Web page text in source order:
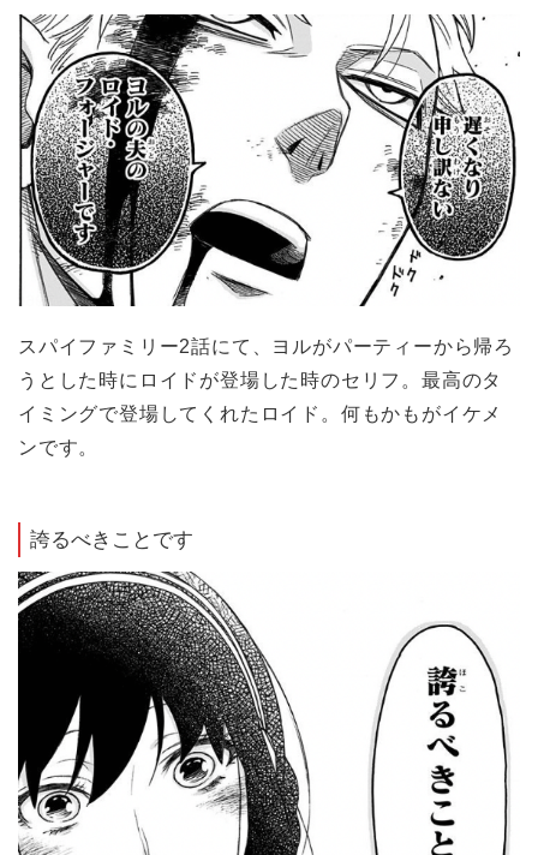
スパイファミリー2話にて、ヨルがパーティーから帰ろ
うとした時にロイドが登場した時のセリフ。最高のタ
イミングで登場してくれたロイド。何もかもがイケメ
ンです。
誇るべきことです